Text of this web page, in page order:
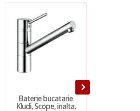
Baterie bucatarie
Kludi, Scope, inalta,